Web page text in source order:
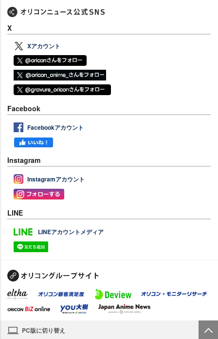
X
Xアカウント
Facebook
Facebookアカウント
Instagram
Instagramアカウント
LINE
LINEアカウントメディア
PC版に切り替え